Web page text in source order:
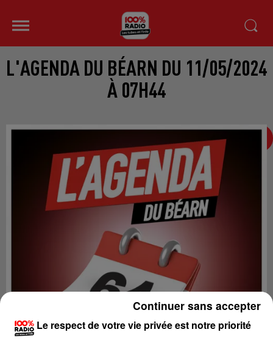
L'AGENDA DU BÉARN DU 11/05/2024
À 07H44
Le respect de votre vie privée est notre priorité
Continuer sans accepter